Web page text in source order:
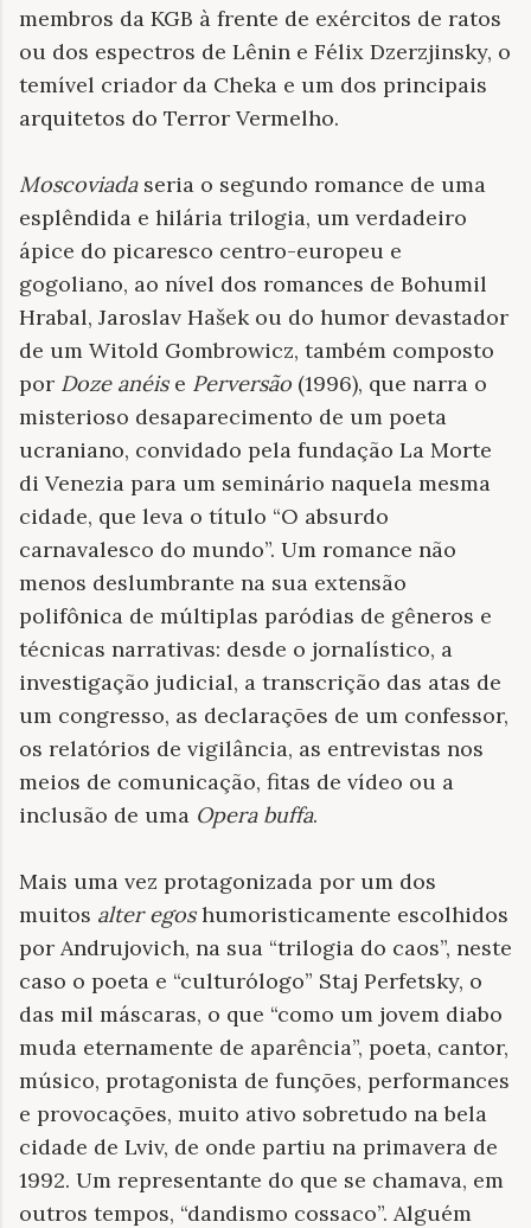
membros da KGB à frente de exércitos de ratos
ou dos espectros de Lênin e Félix Dzerzjinsky, o
temível criador da Cheka e um dos principais
arquitetos do Terror Vermelho.
Moscoviadaseria o segundo romance de uma
esplêndida e hilária trilogia, um verdadeiro
ápice do picaresco centro-europeu e
gogoliano, ao nível dos romances de Bohumil
Hrabal, Jaroslav Hašek ou do humor devastador
de um Witold Gombrowicz, também composto
por Doze anéise Perversão (1996), que narra o
misterioso desaparecimento de um poeta
ucraniano, convidado pela fundação La Morte
di Venezia para um seminário naquela mesma
cidade, que leva o título “O absurdo
carnavalesco do mundo”. Um romance não
menos deslumbrante na sua extensão
polifônica de múltiplas paródias de gêneros e
técnicas narrativas: desde o jornalístico, a
investigação judicial, a transcrição das atas de
um congresso, as declarações de um confessor,
os relatórios de vigilância, as entrevistas nos
meios de comunicação, fitas de vídeo ou a
inclusão de uma Opera buffa.
Mais uma vez protagonizada por um dos
muitos alter egoshumoristicamente escolhidos
por Andrujovich, na sua “trilogia do caos”, neste
caso o poeta e “culturólogo” Staj Perfetsky, o
das mil máscaras, o que “como um jovem diabo
muda eternamente de aparência”, poeta, cantor,
músico, protagonista de funções, performances
e provocações, muito ativo sobretudo na bela
cidade de Lviv, de onde partiu na primavera de
1992. Um representante do que se chamava, em
outros tempos, “dandismo cossaco”. Alguém